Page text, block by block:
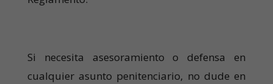
Si necesita asesoramiento o defensa en
cualquier asunto penitenciario, no dude en